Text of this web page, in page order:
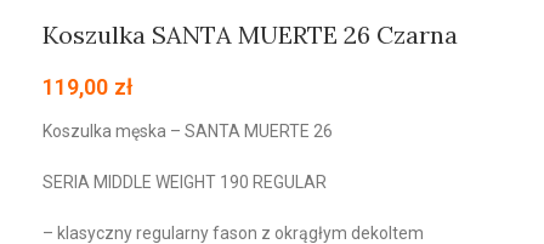
Koszulka SANTA MUERTE 26 Czarna
119,00 zł
Koszulka męska – SANTA MUERTE 26
SERIA MIDDLE WEIGHT 190 REGULAR
– klasyczny regularny fason z okrągłym dekoltem